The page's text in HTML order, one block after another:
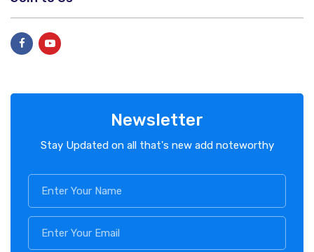
Newsletter
Stay Updated on all that's new add noteworthy